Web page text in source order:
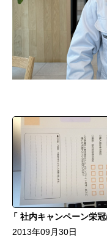
社内キャンペーン栄冠は誰の
2013年09月30日